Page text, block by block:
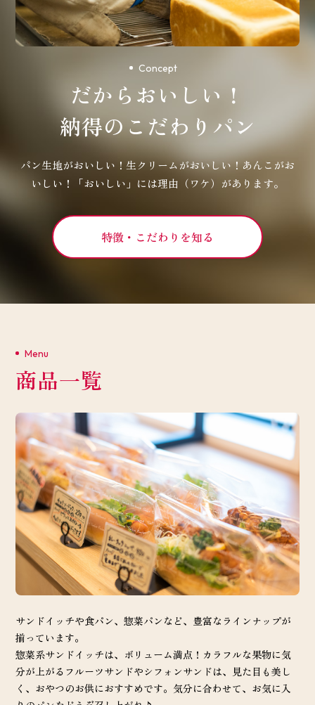
Concept
だからおいしい！
納得のこだわりパン
パン生地がおいしい！生クリームがおいしい！あんこがお
いしい！
「おいしい」には理由（ワケ）があります。
特徴・こだわりを知る
Menu
商品一覧
サンドイッチや食パン、惣菜パンなど、豊富なラインナップが
揃っています。
惣菜系サンドイッチは、ボリューム満点！カラフルな果物に気
分が上がるフルーツサンドやシフォンサンドは、見た目も美し
く、おやつのお供におすすめです。気分に合わせて、お気に入